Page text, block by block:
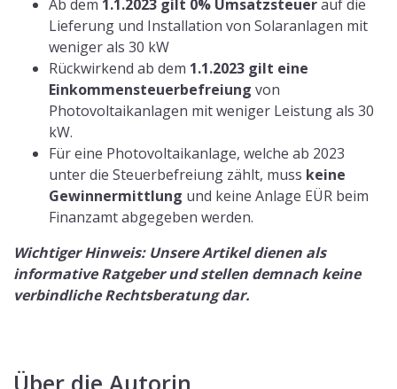
Henrike Klammer
SEO and Content Management
Henrike Klammer, Redakteurin im Bereich
Finanzen- und Immobilien. Bereits vor ihrer
Anstellung bei Hausgold.de war Henrike Klammer
Expertin für hochwertig recherchierte Artikel der
Kredit- und Finanzbranche. Seit 2020 ist Henrike
Klammer das Herzstück der Hausgold.de-
Redaktion und die erste Ansprechpartnerin wenn
es um das Wissen auf dem deutschen
Immobilienmarkt geht.